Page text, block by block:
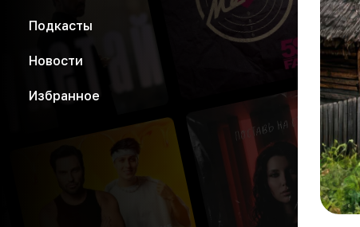
Подкасты
Новости
Избранное